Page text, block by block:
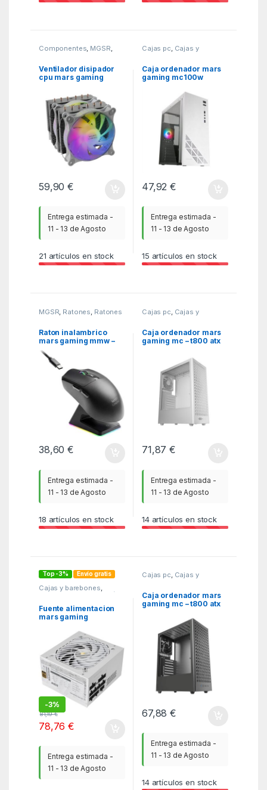
Componentes, MGSR,
Ventilador disipador
cpu mars gaming
59,90€
Entrega estimada -
11 - 13 de Agosto
21 artículos en stock
Cajas pc, Cajas y
Caja ordenador mars
gaming mc100w
x usb 2.0 1 x 90mm
47,92€
Entrega estimada -
11 - 13 de Agosto
15 artículos en stock
MGSR Ratones Ratones
- joystick y tabletas
Raton inalambrico
mars gaming mmw –
elite negro
38,60€
Entrega estimada -
11 - 13 de Agosto
18 artículos en stock
Cajas pc Cajas y
barebones MGSR
Caja ordenador mars
gaming mc – t800 atx
71,87€
Entrega estimada -
11 - 13 de Agosto
14artículos en stock
Top -3% Envío gratis
Cajas y barebones,
Fuentes de alimentación
Fuente alimentacion
mars gaming
-3%
81,19€
78,76€
Entrega estimada -
11 - 13 de Agosto
Cajas pc, Cajas y
Caja ordenador mars
gaming mc – t800 atx
67,88€
Entrega estimada -
11 - 13 de Agosto
14artículos en stock